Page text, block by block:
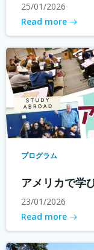
25/01/2026
Read more
プログラム
アメリカで学
23/01/2026
Read more